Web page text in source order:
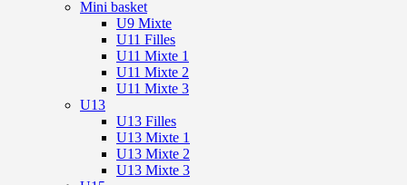
Mini basket
U9 Mixte
U11 Filles
U11 Mixte 1
U11 Mixte 2
U11 Mixte 3
U13
U13 Filles
U13 Mixte 1
U13 Mixte 2
U13 Mixte 3